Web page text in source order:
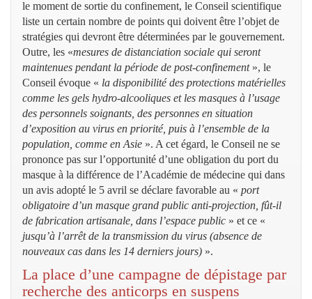
le moment de sortie du confinement, le Conseil scientifique
liste un certain nombre de points qui doivent être l’objet de
stratégies qui devront être déterminées par le gouvernement.
Outre, les «mesures de distanciation sociale qui seront
maintenues pendant la période de post-confinement», le
Conseil évoque « la disponibilité des protections matérielles
comme les gels hydro-alcooliques et les masques à l’usage
des personnels soignants, des personnes en situation
d’exposition au virus en priorité, puis à l’ensemble de la
population, comme en Asie ». A cet égard, le Conseil ne se
prononce pas sur l’opportunité d’une obligation du port du
masque à la différence de l’Académie de médecine qui dans
un avis adopté le 5 avril se déclare favorable au « port
obligatoire d’un masque grand public anti-projection, fût-il
de fabrication artisanale, dans l’espace public » et ce «
jusqu’à l’arrêt de la transmission du virus (absence de
nouveaux cas dans les 14 derniers jours) ».
La place d’une campagne de dépistage par
recherche des anticorps en suspens